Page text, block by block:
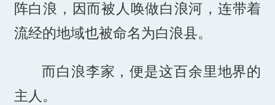
阵白浪，因而被人唤做白浪河，连带着
流经的地域也被命名为白浪县。
而白浪李家，便是这百余里地界的
主人。